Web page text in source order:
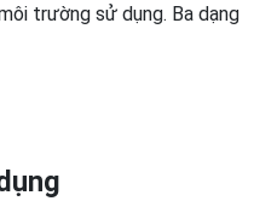
trường sử dụng. Ba dạng